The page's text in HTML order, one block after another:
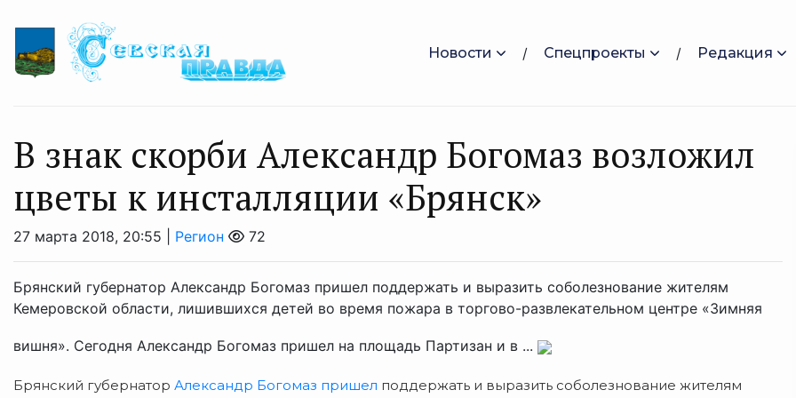
Новости Спецпроекты Редакция
В знак скорби Александр Богомаз возложил
цветы к инсталляции «Брянск»
27 марта 2018, 20:55 | Регион 72
Брянский губернатор Александр Богомаз пришел поддержать и выразить соболезнование жителям
Кемеровской области, лишившихся детей во время пожара в торгово-развлекательном центре «Зимняя
вишня». Сегодня Александр Богомаз пришел на площадь Партизан и в ...
Брянский губернатор Александр Богомаз пришел поддержать и выразить соболезнование жителям